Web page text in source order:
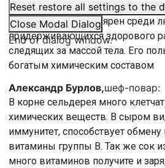
Reset restore all settings to the
Close Modal Dialog
End of dialog window.
Одним из самых полезных
сельдерей, он популярен среди
придерживающихся здорового
следящих за массой тела. Его
богатым химическим составом
Александр Бурлов,шеф-повар:
В корне сельдерея много
химических веществ. В сыром
иммунитет, способствует обмену
витамины группы В. Так же сок
много витаминов получите и